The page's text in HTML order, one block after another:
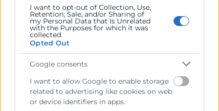
I want to opt-out of Collection, Use,
Retention, Sale, and/or Sharing of
my Personal Data that Is Unrelated
with the Purposes for which it was
collected.
Opted Out
Google consents
I want to allow Google to enable storage
related to advertising like cookies on web
or device identifiers in apps.
PONENTES
Marta Fiol
servicio de tutoría activa. El tutor es experto en la
materia del curso y estará online para resolver
cualquier duda que surja. También realizará un
seguimiento exhaustivo del curso, proponiendo – si